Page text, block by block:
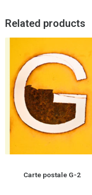
Related products
Carte postale G-2